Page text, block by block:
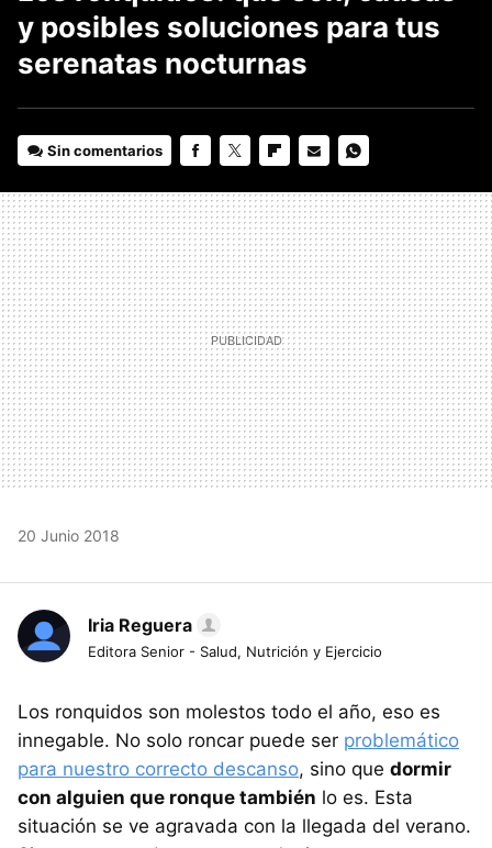
y posibles soluciones para tus
serenatas nocturnas
Sin comentarios
MAIL
20 Junio 2018
Iria Reguera
Editora Senior - Salud, Nutrición y Ejercicio
Los ronquidos son molestos todo el año, eso es
innegable. No solo roncar puede ser problemático
para nuestro correcto descanso, sino que dormir
con alguien que ronque también lo es. Esta
situación se ve agravada con la llegada del verano.